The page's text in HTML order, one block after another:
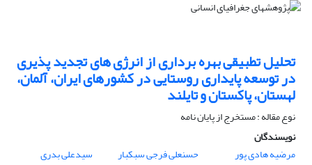
تحلیل تطبیقی بهره برداری از انرژی های تجدید پذیری
در توسعه پایداری روستایی در کشورهای ایران، آلمان،
لهستان، پاکستان و تایلند
نوع مقاله : مستخرج از پایان نامه
نویسندگان
مرضیه هادی پور
حسنعلی فرجی سبکبار
سیدعلی بدری